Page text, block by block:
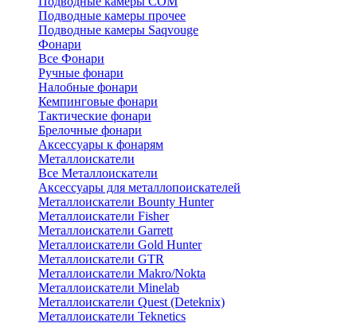
Подводные камеры прочее
Подводные камеры Saqvouge
Фонари
Все Фонари
Ручные фонари
Налобные фонари
Кемпинговые фонари
Тактические фонари
Брелочные фонари
Аксессуары к фонарям
Металлоискатели
Все Металлоискатели
Аксессуары для металлопоискателей
Металлоискатели Bounty Hunter
Металлоискатели Fisher
Металлоискатели Garrett
Металлоискатели Gold Hunter
Металлоискатели GTR
Металлоискатели Makro/Nokta
Металлоискатели Minelab
Металлоискатели Quest (Deteknix)
Металлоискатели Teknetics